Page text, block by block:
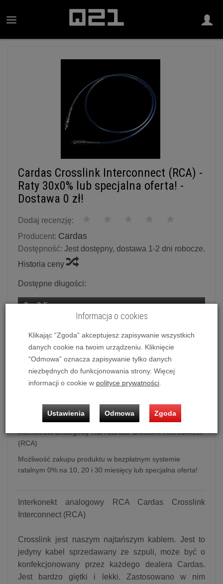
Cardas Crosslink Interconnect (RCA) -
Raty 30x0% lub specjalna oferta! -
Dostawa 0 zł!
Dodaj recenzję:
Producent: Cardas
Dostępność: Jest dostępny, dostawa 1-2 dni robocze.
Historia ceny
Dostępne długości:
2 x 0.5 m
Ilość: kpl.
749,00 zł
dodaj do koszyka
Interkonekt analogowy RCA Cardas Crosslink Interconnect
(RCA)
Możliwość zakupu produktu w bezpłatnym systemie
ratalnym 0% na 10, 20 i 30 miesięcy lub specjalna oferta!
Interkonekt analogowy RCA Cardas Crosslink
Interconnect (RCA)
Crosslink jest naszym najtańszym kablem. Jest to
jedyny kabel sprzedawany ze szpuli, może być o
konfekcjonowany przez każdego dealera Cardas.
Jest bardzo giętki i lekki. Zastosowano w nim
Informacja o cookies
Klikając “Zgoda” akceptujesz zapisywanie wszystkich
danych cookie na twoim urządzeniu. Kliknięcie
“Odmowa” oznacza zapisywanie tylko danych
niezbędnych do funkcjonowania strony. Więcej
informacji o cookie w polityce prywatności
Ustawienia Odmowa Zgoda